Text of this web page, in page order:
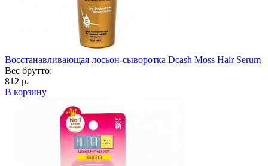
Восстанавливающая лосьон-сыворотка Dcash Moss Hair Serum
Вес брутто:
812 р.
В корзину